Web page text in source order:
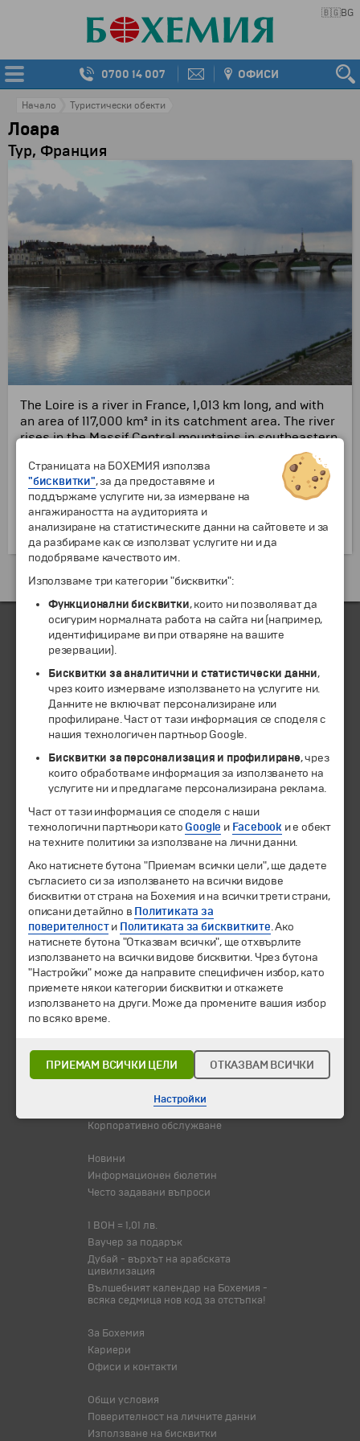
🇧🇬BG
0700 14 007 ОФИСИ
Начало Туристически обекти
Лоара
Тур, Франция
The Loire is a river in France, 1,013 km long, and with
an area of ​​117,000 km² in its catchment area. The river
rises in the Massif Central mountains in southeastern
France and flows into the Atlantic Ocean near the city
of Nantes via an estuary.The Loire is the longest river
in France.The middle part of its course is known as
the "Loire Valley" and is included in the UNESCO World
Heritage List. Extremely beautiful castles are located
along the river.
Екскурзии и почивки до Франция »
© 1994-2026 Бохемия ООД.Всички права запазени.
Екскурзии и почивки
Направления
Календар
Всички програми от А до Я
Промоции
Горещи оферти
Потвърдени дати
Празници
Туристически обекти
Хотелски резервации
Корпоративно обслужване
Новини
Информационен бюлетин
Често задавани въпроси
1 BOH = 1,01 лв.
Ваучер за подарък
Дубай - върхът на арабската
цивилизация
Вълшебният календар на Бохемия -
всяка седмица нов код за отстъпка!
За Бохемия
Кариери
Офиси и контакти
Общи условия
Поверителност на личните данни
Използване на бисквитки
Страницата на БОХЕМИЯ използва
"бисквитки", за да предоставяме и
поддържаме услугите ни, за измерване на
ангажираността на аудиторията и
анализиране на статистическите данни на сайтовете и за
да разбираме как се използват услугите ни и да
подобряваме качеството им.
Използваме три категории "бисквитки":
Функционални бисквитки, които ни позволяват да
осигурим нормалната работа на сайта ни (например,
идентифицираме ви при отваряне на вашите
резервации).
Бисквитки за аналитични и статистически данни,
чрез които измерваме използването на услугите ни.
Данните не включват персонализиране или
профилиране. Част от тази информация се споделя с
нашия технологичен партньор Google.
Бисквитки за персонализация и профилиране, чрез
които обработваме информация за използването на
услугите ни и предлагаме персонализирана реклама.
Част от тази информация се споделя с наши
технологични партньори като Google и Facebook и е обект
на техните политики за използване на лични данни.
Ако натиснете бутона "Приемам всички цели", ще дадете
съгласието си за използването на всички видове
бисквитки от страна на Бохемия и на всички трети страни,
описани детайлно в Политиката за
поверителности Политиката за бисквитките. Ако
натиснете бутона "Отказвам всички", ще отхвърлите
използването на всички видове бисквитки. Чрез бутона
"Настройки" може да направите специфичен избор, като
приемете някои категории бисквитки и откажете
използването на други. Може да промените вашия избор
по всяко време.
ПРИЕМАМ ВСИЧКИ ЦЕЛИ ОТКАЗВАМ ВСИЧКИ
Настройки